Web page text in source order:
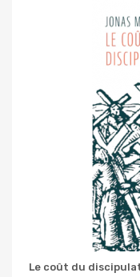
Le coût du discipulat